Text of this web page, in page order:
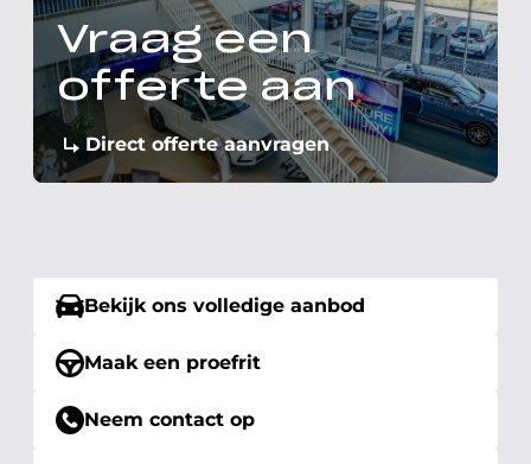
Vraag een
offerte aan
Direct offerte aanvragen
Bekijk ons volledige aanbod
Maak een proefrit
Neem contact op